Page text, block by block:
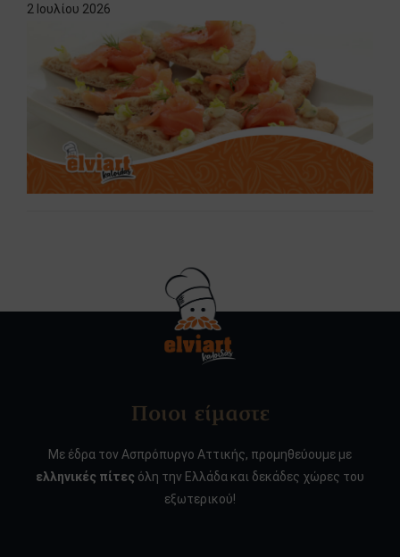
2 Ιουλίου 2026
Ποιοι είμαστε
Με έδρα τον Ασπρόπυργο Αττικής, προμηθεύουμε με
ελληνικές πίτες όλη την Ελλάδα και δεκάδες χώρες του
εξωτερικού!